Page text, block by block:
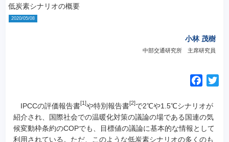
低炭素シナリオの概要
2020/05/08
小林 茂樹
中部交通研究所 主席研究員
c
e
b
IPCCの評価報告書[1]や特別報告書[2]で2℃や1.5℃シナリオが
紹介され、国際社会での温暖化対策の議論の場である国連の気
候変動枠条約のCOPでも、目標値の議論に基本的な情報として
利用されている。 ただ、このような低炭素シナリオの多くのも